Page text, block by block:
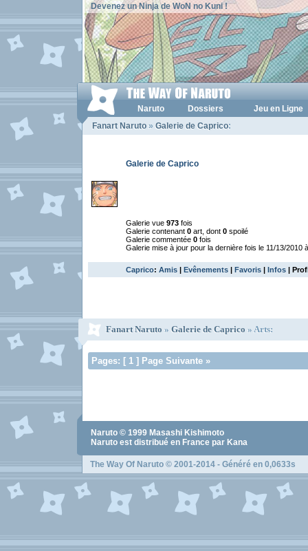
Devenez un Ninja de WoN no Kuni !
Naruto Dossiers
Jeu en Ligne
Fanart Naruto » Galerie de Caprico:
Galerie de Caprico
Galerie vue 973 fois
Galerie contenant 0 art, dont 0 spoilé
Galerie commentée 0 fois
Galerie mise à jour pour la dernière fois le 11/13/2010
Caprico: Amis | Evênements | Favoris | Infos |
Fanart Naruto » Galerie de Caprico » Arts:
Pages: [ 1 ] Page Suivante »
Naruto © 1999 Masashi Kishimoto
Naruto est distribué en France par Kana
The Way Of Naruto © 2001-2014 - Généré en 0,0633s